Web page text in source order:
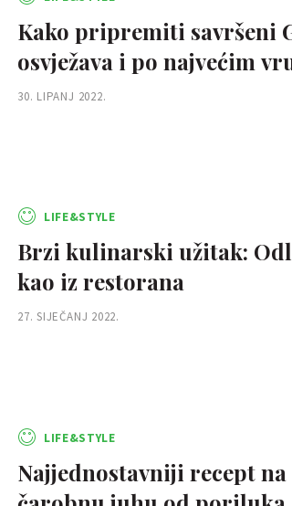
Kako pripremiti savršeni
osvježava i po najvećim
30. LIPANJ 2022.
LIFE&STYLE
Brzi kulinarski užitak:
kao iz restorana
27. SIJEČANJ 2022.
LIFE&STYLE
Najjednostavniji recept